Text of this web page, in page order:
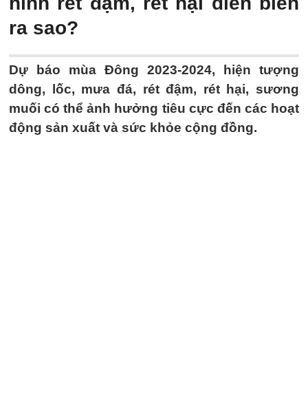
ra sao?
Dự báo mùa Đông 2023-2024, hiện tượng
dông, lốc, mưa đá, rét đậm, rét hại, sương
muối có thể ảnh hưởng tiêu cực đến các hoạt
động sản xuất và sức khỏe cộng đồng.